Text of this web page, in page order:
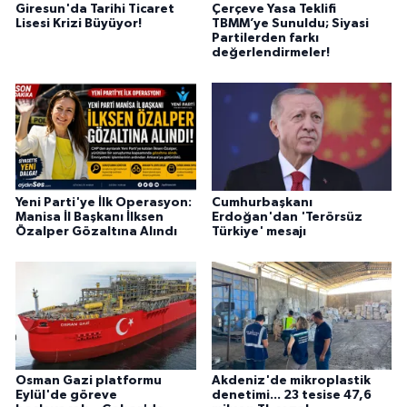
Giresun'da Tarihi Ticaret
Lisesi Krizi Büyüyor!
Çerçeve Yasa Teklifi
TBMM’ye Sunuldu; Siyasi
Partilerden farkı
değerlendirmeler!
Yeni Parti'ye İlk Operasyon:
Manisa İl Başkanı İlksen
Özalper Gözaltına Alındı
Cumhurbaşkanı
Erdoğan'dan 'Terörsüz
Türkiye' mesajı
Osman Gazi platformu
Eylül'de göreve
Akdeniz'de mikroplastik
denetimi... 23 tesise 47,6